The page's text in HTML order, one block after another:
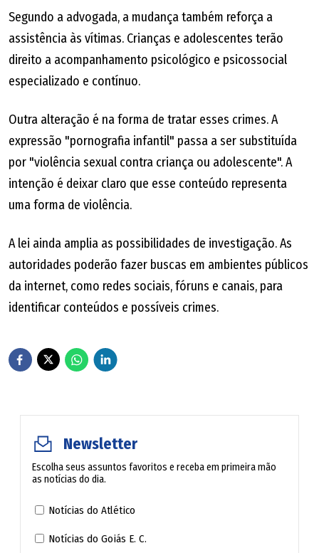
Segundo a advogada, a mudança também reforça a
assistência às vítimas. Crianças e adolescentes terão
direito a acompanhamento psicológico e psicossocial
especializado e contínuo.
Outra alteração é na forma de tratar esses crimes. A
expressão "pornografia infantil" passa a ser substituída
por "violência sexual contra criança ou adolescente". A
intenção é deixar claro que esse conteúdo representa
uma forma de violência.
A lei ainda amplia as possibilidades de investigação. As
autoridades poderão fazer buscas em ambientes públicos
da internet, como redes sociais, fóruns e canais, para
identificar conteúdos e possíveis crimes.
Newsletter
Escolha seus assuntos favoritos e receba em primeira mão
as notícias do dia.
Notícias do Atlético
Notícias do Goiás E. C.